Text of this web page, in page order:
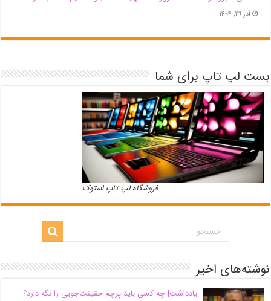
آذر ۲۹, ۱۴۰۴
بست لپ تاپ برای شما
فروشگاه لپ تاپ استوک
نوشته‌های اخیر
یادداشت| ‌چه کسی باید پرچم حقیقت‌جویی را نگه دارد؟